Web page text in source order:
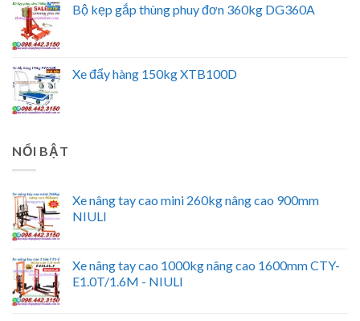
Bộ kẹp gắp thùng phuy đơn 360kg DG360A
Xe đẩy hàng 150kg XTB100D
NỔI BẬT
Xe nâng tay cao mini 260kg nâng cao 900mm
NIULI
Xe nâng tay cao 1000kg nâng cao 1600mm CTY-
E1.0T/1.6M - NIULI